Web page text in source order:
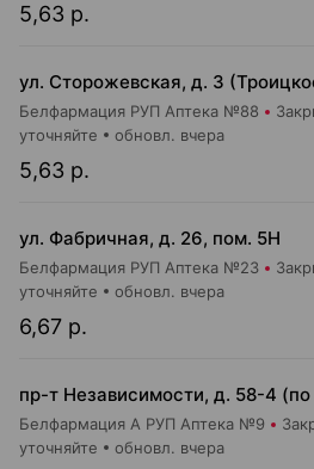
5,63 р.
ул. Сторожевская, д. 3
Белфармация РУП Аптека №88
5,63 р.
уточняйте обновл. вчера
ул. Фабричная, д. 26, пом. 5Н
Белфармация РУП Аптека №23
6,67 р.
уточняйте обновл. вчера
Белфармация А РУП Аптека №9
уточняйте обновл. вчера